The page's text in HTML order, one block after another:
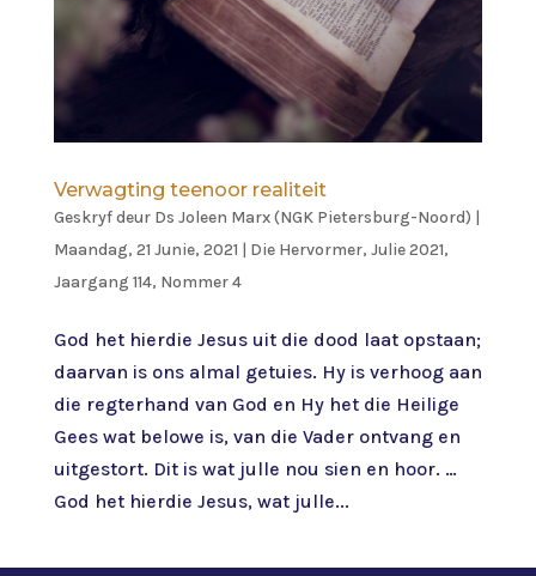
Verwagting teenoor realiteit
Geskryf deur Ds Joleen Marx (NGK Pietersburg-Noord) |
Maandag, 21 Junie, 2021 | Die Hervormer, Julie 2021,
Jaargang 114, Nommer 4
God het hierdie Jesus uit die dood laat opstaan;
daarvan is ons almal getuies. Hy is verhoog aan
die regterhand van God en Hy het die Heilige
Gees wat belowe is, van die Vader ontvang en
uitgestort. Dit is wat julle nou sien en hoor. …
God het hierdie Jesus, wat julle...